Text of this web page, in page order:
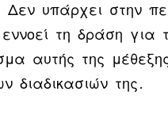
Δεν υπάρχει στην
τη δράση για
αυτής της
διαδικασιών της.